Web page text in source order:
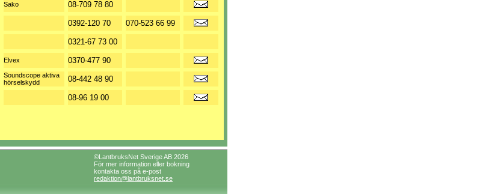
Sako 08-709 78 80
0392-120 70 070-523 66 99
0321-67 73 00
Elvex 0370-477 90
Soundscope aktiva
hörselskydd
08-442 48 90
08-96 19 00
©LantbruksNet Sverige AB 2026
För mer information eller bokning
kontakta oss på e-post
redaktion@lantbruksnet.se